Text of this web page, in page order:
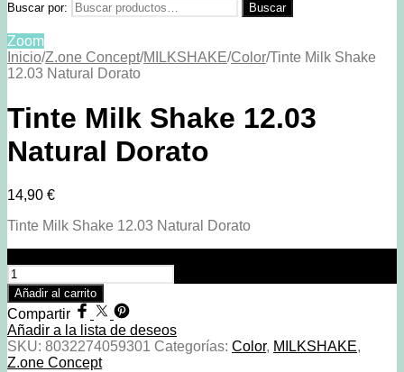
Buscar por:
Buscar
Zoom
Inicio/Z.one Concept/MILKSHAKE/Color/Tinte Milk Shake
12.03 Natural Dorato
Tinte Milk Shake 12.03
Natural Dorato
14,90 €
Tinte Milk Shake 12.03 Natural Dorato
Añadir al carrito
Compartir
Añadir a la lista de deseos
SKU: 8032274059301 Categorías: Color, MILKSHAKE,
Z.one Concept